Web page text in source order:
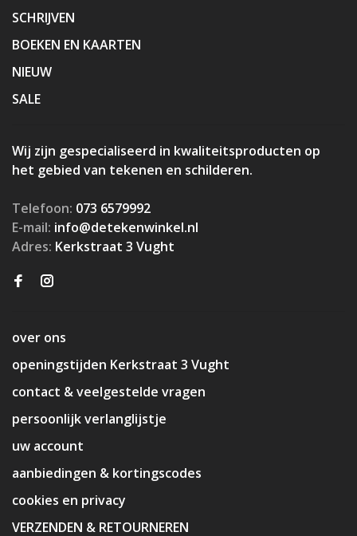
SCHRIJVEN
BOEKEN EN KAARTEN
NIEUW
SALE
Wij zijn gespecialiseerd in kwaliteitsproducten op
het gebied van tekenen en schilderen.
Telefoon: 073 6579992
E-mail: info@detekenwinkel.nl
Adres: Kerkstraat 3 Vught
over ons
openingstijden Kerkstraat 3 Vught
contact & veelgestelde vragen
persoonlijk verlanglijstje
uw account
aanbiedingen & kortingscodes
cookies en privacy
VERZENDEN & RETOURNEREN